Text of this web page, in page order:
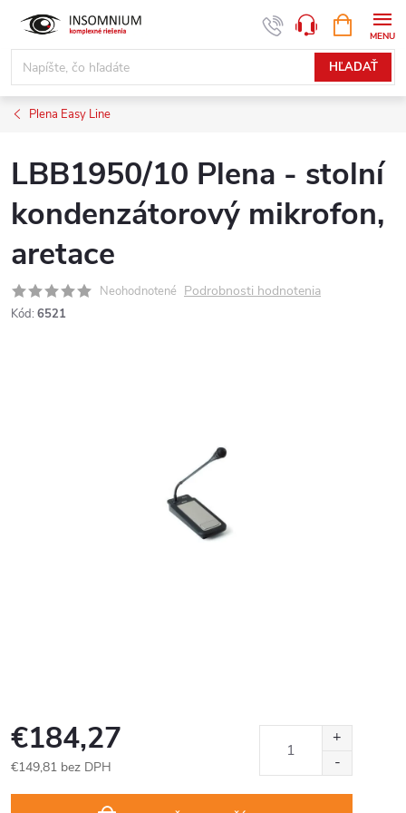
obsah
HĽADAŤ
KOŠÍK
Plena Easy Line
LBB1950/10 Plena - stolní
kondenzátorový mikrofon,
aretace
Neohodnotené Podrobnosti hodnotenia
Kód: 6521
€184,27
€149,81 bez DPH
www.insomnium.sk - Chat